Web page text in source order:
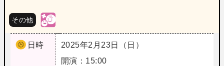
その他
日時
2025年2月23日（日）
開演：15:00